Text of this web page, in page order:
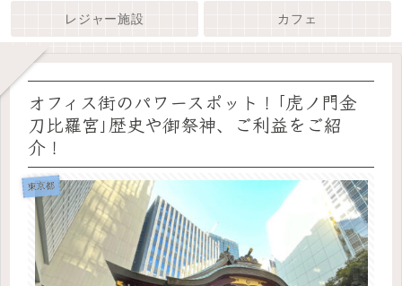
レジャー施設 カフェ
オフィス街のパワースポット！｢虎ノ門金
刀比羅宮｣歴史や御祭神、ご利益をご紹
介！
東京都